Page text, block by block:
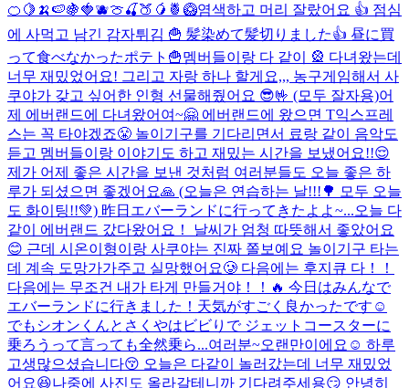
🍊🍋🍌🍉🍇🍓🫐🍈🍒🍑🥭🍍🥝염색하고 머리 잘랐어요 👍 점심
에 사먹고 남긴 감자튀김 🍟 髪染めて髪切りました👍 昼に買
って食べなかったポテト🍟멤버들이랑 다 같이 🎡 다녀왔는데
너무 재밌었어요! 그리고 자랑 하나 할게요,,, 농구게임해서 사
쿠야가 갖고 싶어한 인형 선물해줬어요 😎🤟 (모두 잘자용)어
제 에버랜드에 다녀왔어여~🤗 에버랜드에 왔으면 T익스프레
스는 꼭 타야겠죠😤 놀이기구를 기다리면서 료랑 같이 음악도
듣고 멤버들이랑 이야기도 하고 재밌는 시간을 보냈어요!!😌
제가 어제 좋은 시간을 보낸 것처럼 여러분들도 오늘 좋은 하
루가 되셨으면 좋겠어요🙏 (오늘은 연습하는 날!!!🌳 모두 오늘
도 화이팅!!💚) 昨日エバーランドに行ってきたよよ~...오늘 다
같이 에버랜드 갔다왔어요！ 날씨가 엄청 따뜻해서 좋았어요
😊 근데 시온이형이랑 사쿠야는 진짜 쫄보예요 놀이기구 타는
데 계속 도망가가주고 실망했어요🥲 다음에는 후지큐 다！！
다음에는 무조건 내가 타게 만들거야！！🔥 今日はみんなで
エバーランドに行きました！天気がすごく良かったです☺️
でもシオンくんとさくやはビビりで ジェットコースターに
乗ろうって言っても全然乗ら...여러분~오랜만이에요☺️ 하루
고생많으셨습니다😚 오늘은 다같이 놀러갔는데 너무 재밌었
어요😆나중에 사진도 올라갈테니까 기다려주세용😏 안녕히